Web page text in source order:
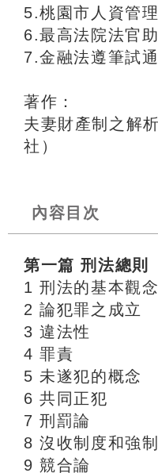
5.桃園市人資管
6.最高法院法官
7.金融法遵筆試
著作：
夫妻財產制之解
社）
內容目次
第一篇刑法總則
1 刑法的基本觀念
2 論犯罪之成立
3 違法性
4 罪責
5 未遂犯的概念
6 共同正犯
7 刑罰論
8 沒收制度和強
9 競合論